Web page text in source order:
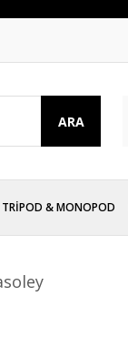
ARA
TRİPOD & MONOPOD